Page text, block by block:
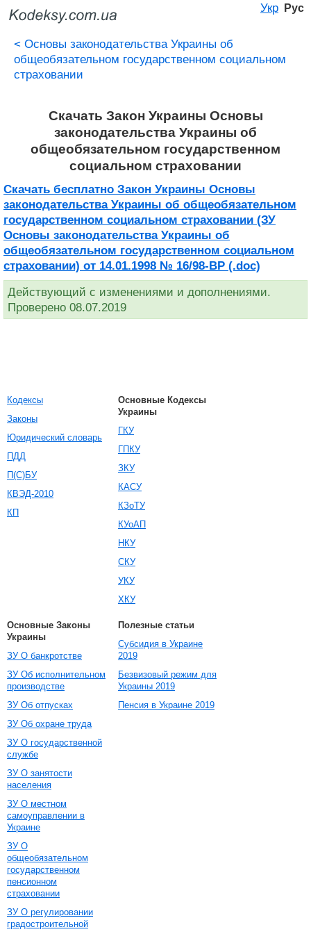
Укр Рус
< Основы законодательства Украины об
общеобязательном государственном социальном
страховании
Скачать Закон Украины Основы
законодательства Украины об
общеобязательном государственном
социальном страховании
Скачать бесплатно Закон Украины Основы
законодательства Украины об общеобязательном
государственном социальном страховании (ЗУ
Основы законодательства Украины об
общеобязательном государственном социальном
страховании) от 14.01.1998 № 16/98-ВР (.doc)
Действующий с изменениями и дополнениями.
Проверено 08.07.2019
Кодексы
Законы
Юридический словарь
ПДД
П(С)БУ
КВЭД-2010
КП
Основные Кодексы
Украины
ГКУ
ГПКУ
ЗКУ
КАСУ
КЗоТУ
КУоАП
НКУ
СКУ
УКУ
ХКУ
Основные Законы
Украины
ЗУ О банкротстве
ЗУ Об исполнительном
производстве
ЗУ Об отпусках
ЗУ Об охране труда
ЗУ О государственной
службе
ЗУ О занятости
населения
ЗУ О местном
самоуправлении в
Украине
ЗУ О
общеобязательном
государственном
пенсионном
страховании
ЗУ О регулировании
градостроительной
Полезные статьи
Субсидия в Украине
2019
Безвизовый режим для
Украины 2019
Пенсия в Украине 2019